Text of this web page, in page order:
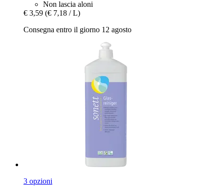
Non lascia aloni
€ 3,59 (€ 7,18 / L)
Consegna entro il giorno 12 agosto
3 opzioni